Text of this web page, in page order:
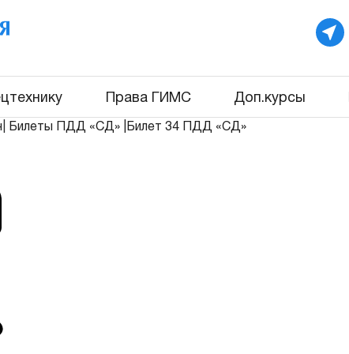
Права ГИМС Доп.курсы
Билеты ПДД «СД» Билет 34 ПДД «СД»